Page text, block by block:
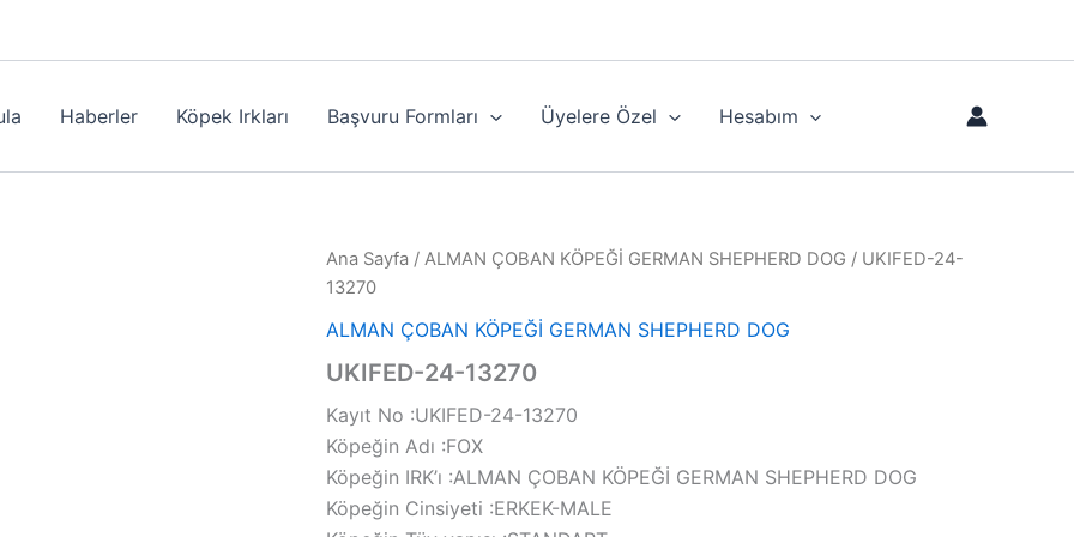
Haberler Köpek Irkları Başvuru Formları Üyelere Özel Hesabım
Ana Sayfa / ALMAN ÇOBAN KÖPEĞİ GERMAN SHEPHERD DOG / UKIFED-24-
13270
ALMAN ÇOBAN KÖPEĞİ GERMAN SHEPHERD DOG
UKIFED-24-13270
Kayıt No :UKIFED-24-13270
Köpeğin Adı :FOX
Köpeğin IRK’ı :ALMAN ÇOBAN KÖPEĞİ GERMAN SHEPHERD DOG
Köpeğin Cinsiyeti :ERKEK-MALE